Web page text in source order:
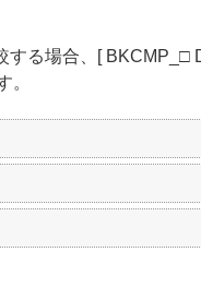
る場合、[ BKCMP_□
。